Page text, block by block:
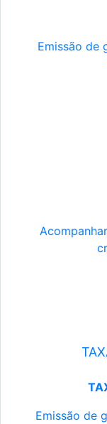
Emissão de
Emissão de